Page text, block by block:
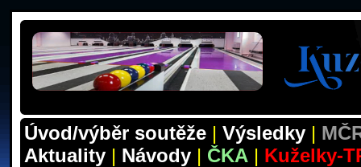
Úvod/výběr soutěže| Výsledky|
Aktuality| Návody | ČKA| Kuželky-